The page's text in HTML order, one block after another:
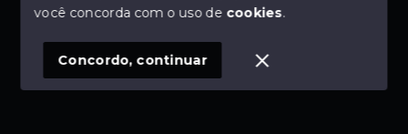
© Copyright 2026 - SGK Negócios Imobiliários - 9.191-
SITE PARA IMOBILIARIA
você concorda com o uso de cookies.
Concordo, continuar